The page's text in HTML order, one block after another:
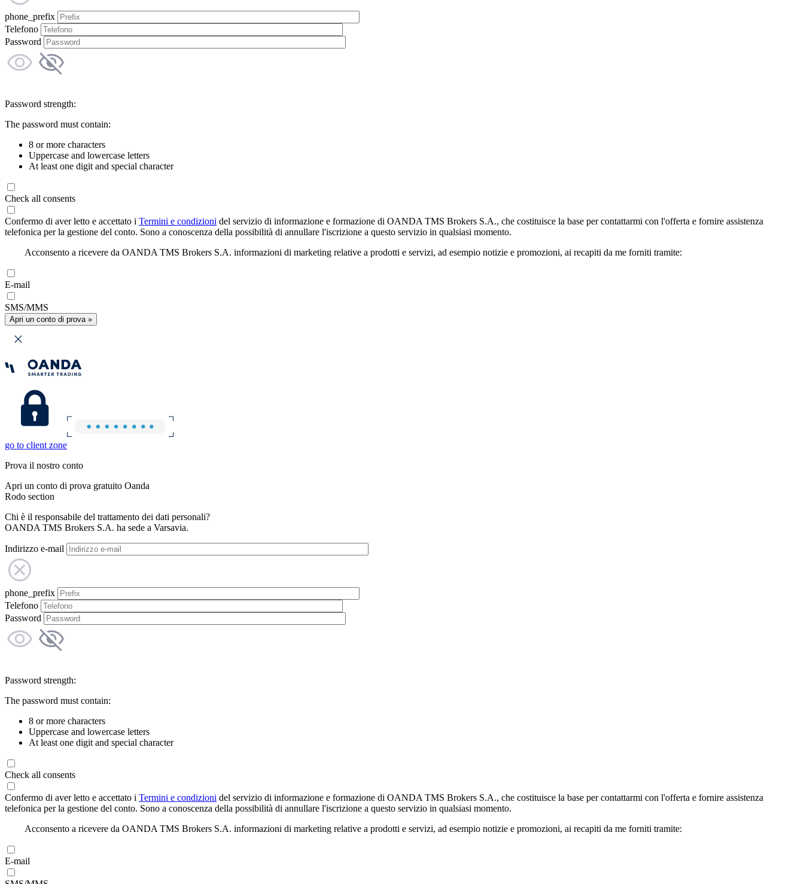
phone_prefix
Telefono
Password
Password strength:
The password must contain:
8 or more characters
Uppercase and lowercase letters
At least one digit and special character
Check all consents
Confermo di aver letto e accettato i Termini e condizioni del servizio di informazione e formazione di OANDA TMS Brokers S.A., che costituisce la base per contattarmi con l'offerta e fornire assistenza
telefonica per la gestione del conto. Sono a conoscenza della possibilità di annullare l'iscrizione a questo servizio in qualsiasi momento.
Acconsento a ricevere da OANDA TMS Brokers S.A. informazioni di marketing relative a prodotti e servizi, ad esempio notizie e promozioni, ai recapiti da me forniti tramite:
E-mail
SMS/MMS
Apri un conto di prova »
go to client zone
Prova il nostro conto
Apri un conto di prova gratuito Oanda
Rodo section
Chi è il responsabile del trattamento dei dati personali?
OANDA TMS Brokers S.A. ha sede a Varsavia.
Indirizzo e-mail
phone_prefix
Telefono
Password
Password strength:
The password must contain:
8 or more characters
Uppercase and lowercase letters
At least one digit and special character
Check all consents
Confermo di aver letto e accettato i Termini e condizioni del servizio di informazione e formazione di OANDA TMS Brokers S.A., che costituisce la base per contattarmi con l'offerta e fornire assistenza
telefonica per la gestione del conto. Sono a conoscenza della possibilità di annullare l'iscrizione a questo servizio in qualsiasi momento.
Acconsento a ricevere da OANDA TMS Brokers S.A. informazioni di marketing relative a prodotti e servizi, ad esempio notizie e promozioni, ai recapiti da me forniti tramite:
E-mail